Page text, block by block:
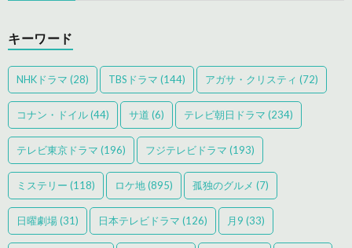
キーワード
NHKドラマ (28) TBSドラマ (144) アガサ・クリスティ (72)
コナン・ドイル(44) サ道 (6) テレビ朝日ドラマ (234)
テレビ東京ドラマ (196) フジテレビドラマ (193)
ミステリー (118) ロケ地(895) 孤独のグルメ (7)
日曜劇場(31) 日本テレビドラマ (126) 月9 (33)